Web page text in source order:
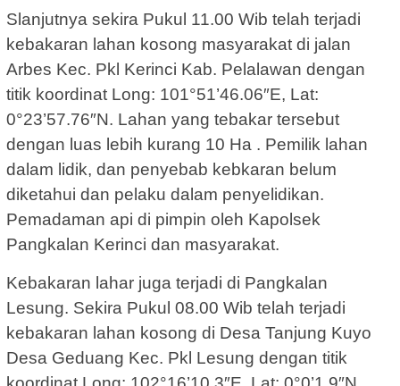
Slanjutnya sekira Pukul 11.00 Wib telah terjadi
kebakaran lahan kosong masyarakat di jalan
Arbes Kec. Pkl Kerinci Kab. Pelalawan dengan
titik koordinat Long: 101°51’46.06″E, Lat:
0°23’57.76″N. Lahan yang tebakar tersebut
dengan luas lebih kurang 10 Ha . Pemilik lahan
dalam lidik, dan penyebab kebkaran belum
diketahui dan pelaku dalam penyelidikan.
Pemadaman api di pimpin oleh Kapolsek
Pangkalan Kerinci dan masyarakat.
Kebakaran lahar juga terjadi di Pangkalan
Lesung. Sekira Pukul 08.00 Wib telah terjadi
kebakaran lahan kosong di Desa Tanjung Kuyo
Desa Geduang Kec. Pkl Lesung dengan titik